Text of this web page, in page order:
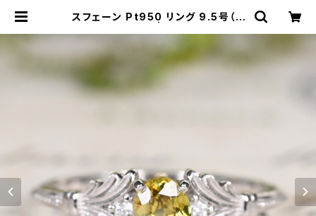
スフェーン Pt950 リング 9.5号（G